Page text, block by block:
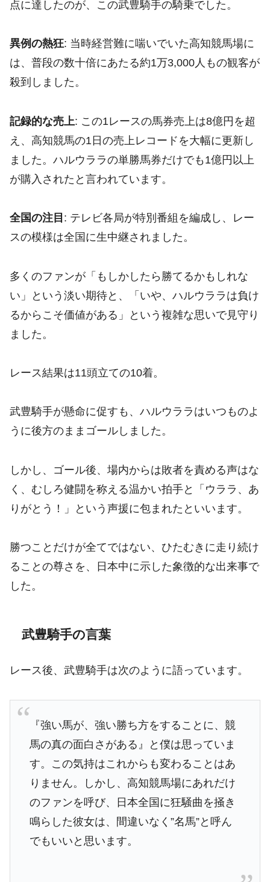
点に達したのが、この武豊騎手の騎乗でした。
異例の熱狂: 当時経営難に喘いでいた高知競馬場に
は、普段の数十倍にあたる約1万3,000人もの観客が
殺到しました。
記録的な売上: この1レースの馬券売上は8億円を超
え、高知競馬の1日の売上レコードを大幅に更新し
ました。ハルウララの単勝馬券だけでも1億円以上
が購入されたと言われています。
全国の注目 : テレビ各局が特別番組を編成し、レー
スの模様は全国に生中継されました。
多くのファンが「もしかしたら勝てるかもしれな
い」という淡い期待と、「いや、ハルウララは負け
るからこそ価値がある」という複雑な思いで見守り
ました。
レース結果は11頭立ての10着。
武豊騎手が懸命に促すも、ハルウララはいつものよ
うに後方のままゴールしました。
しかし、ゴール後、場内からは敗者を責める声はな
く、むしろ健闘を称える温かい拍手と「ウララ、あ
りがとう！」という声援に包まれたといいます。
勝つことだけが全てではない、ひたむきに走り続け
ることの尊さを、日本中に示した象徴的な出来事で
した。
武豊騎手の言葉
レース後、武豊騎手は次のように語っています。
『強い馬が、強い勝ち方をすることに、競
馬の真の面白さがある』と僕は思っていま
す。この気持はこれからも変わることはあ
りません。しかし、高知競馬場にあれだけ
のファンを呼び、日本全国に狂騒曲を掻き
鳴らした彼女は、間違いなく”名馬”と呼ん
でもいいと思います。